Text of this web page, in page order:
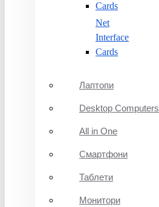
Cards
Net
Interface
Cards
Лаптопи
Desktop Computers
All in One
Смартфони
Таблети
Монитори